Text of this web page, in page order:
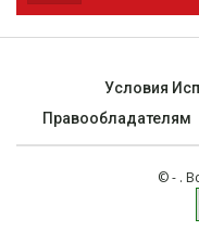
Условия
Правообладателям
© - .